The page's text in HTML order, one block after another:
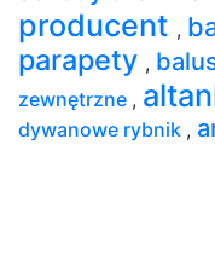
producent ,
parapety ,
zewnętrzne ,
dywanowe rybnik ,